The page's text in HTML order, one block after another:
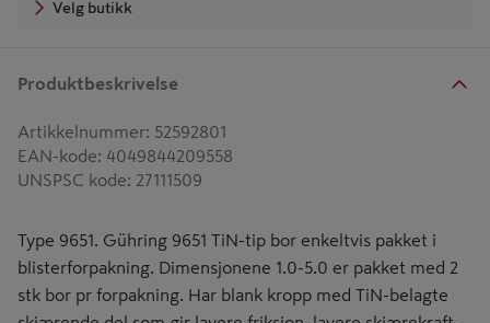
Velg butikk
Produktbeskrivelse
Artikkelnummer: 52592801
EAN-kode: 4049844209558
UNSPSC kode: 27111509
Type 9651. Gühring 9651 TiN-tip bor enkeltvis pakket i
blisterforpakning. Dimensjonene 1.0-5.0 er pakket med 2
stk bor pr forpakning. Har blank kropp med TiN-belagte